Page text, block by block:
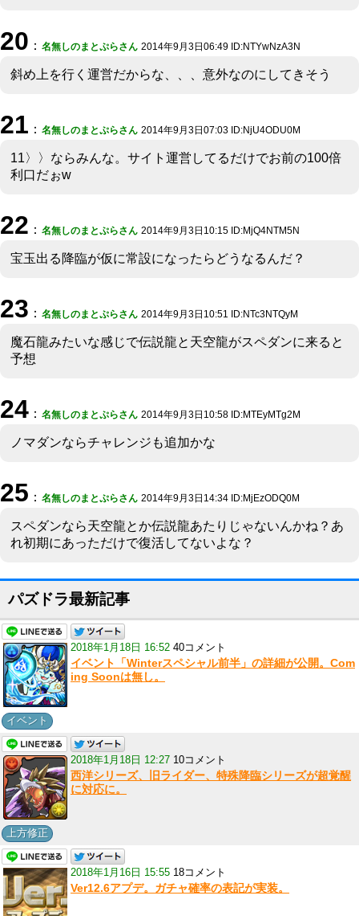
20 ： 名無しのまとぷらさん 2014年9月3日06:49 ID:NTYwNzA3N
斜め上を行く運営だからな、、、意外なのにしてきそう
21 ： 名無しのまとぷらさん 2014年9月3日07:03 ID:NjU4ODU0M
11〉〉ならみんな。サイト運営してるだけでお前の100倍
利口だぉw
22 ： 名無しのまとぷらさん 2014年9月3日10:15 ID:MjQ4NTM5N
宝玉出る降臨が仮に常設になったらどうなるんだ？
23 ： 名無しのまとぷらさん 2014年9月3日10:51 ID:NTc3NTQyM
魔石龍みたいな感じで伝説龍と天空龍がスペダンに来ると
予想
24 ： 名無しのまとぷらさん 2014年9月3日10:58 ID:MTEyMTg2M
ノマダンならチャレンジも追加かな
25 ： 名無しのまとぷらさん 2014年9月3日14:34 ID:MjEzODQ0M
スペダンなら天空龍とか伝説龍あたりじゃないんかね？あ
れ初期にあっただけで復活してないよな？
パズドラ最新記事
2018年1月18日 16:52 40コメント
イベント「Winterスペシャル前半」の詳細が公開。Com
ing Soonは無し。
イベント
2018年1月18日 12:27 10コメント
西洋シリーズ、旧ライダー、特殊降臨シリーズが超覚醒
に対応に。
上方修正
2018年1月16日 15:55 18コメント
Ver12.6アプデ。ガチャ確率の表記が実装。